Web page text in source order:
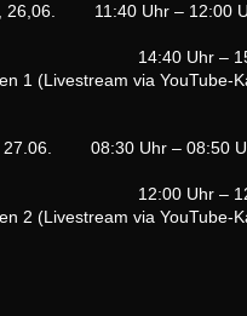
26,06. 11:40 Uhr – 12:00
Uhr –
1 (Livestream via YouTube-
27.06. 08:30 Uhr – 08:50
Uhr –
2 (Livestream via YouTube-